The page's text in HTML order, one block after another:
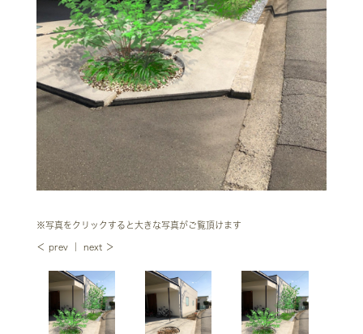
※写真をクリックすると大きな写真がご覧頂けます
＜ prev｜ next ＞